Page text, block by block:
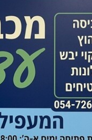
קולנית
המשיכו את הטבות